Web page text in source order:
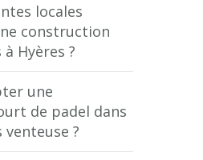
locales
construction
Hyères ?
une
de padel dans
?